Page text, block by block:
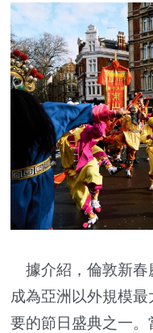
據介紹，倫敦新
成為亞洲以外規模
要的節日盛典之一